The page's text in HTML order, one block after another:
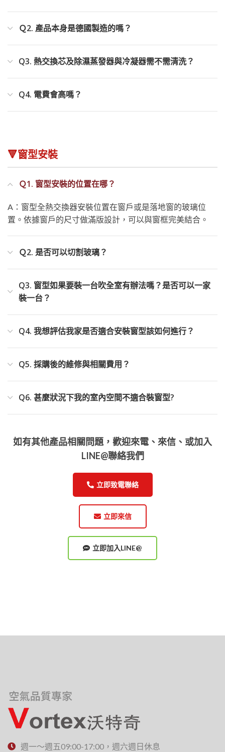
Ｑ2. 產品本身是德國製造的嗎？
Q3. 熱交換芯及除濕蒸發器與冷凝器需不需清洗？
Q4. 電費會高嗎？
🔻窗型安裝
Ｑ1. 窗型安裝的位置在哪？
A：窗型全熱交換器安裝位置在窗戶或是落地窗的玻璃位
置。依據窗戶的尺寸做滿版設計，可以與窗框完美結合。
Ｑ2. 是否可以切割玻璃？
Q3. 窗型如果要裝一台吹全室有辦法嗎？是否可以一家
裝一台？
Q4. 我想評估我家是否適合安裝窗型該如何進行？
Q5. 採購後的維修與相關費用？
Q6. 甚麼狀況下我的室內空間不適合裝窗型?
如有其他產品相關問題，歡迎來電、來信、或加入
LINE@聯絡我們
立即致電聯絡
立即來信
立即加入LINE@
週一～週五09:00-17:00，週六週日休息